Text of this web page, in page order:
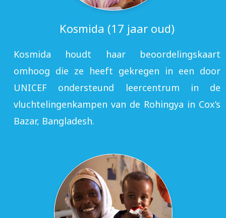
Kosmida (17 jaar oud)
Kosmida houdt haar beoordelingskaart
omhoog die ze heeft gekregen in een door
UNICEF ondersteund leercentrum in de
vluchtelingenkampen van de Rohingya in Cox’s
Bazar, Bangladesh.